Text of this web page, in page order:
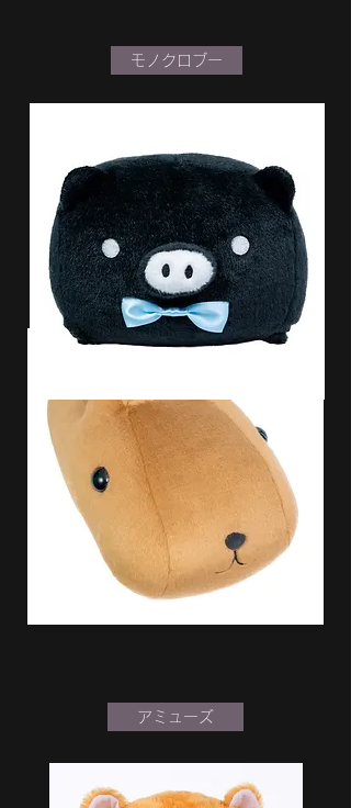
モノクロブー
カピバラさん
アミューズ